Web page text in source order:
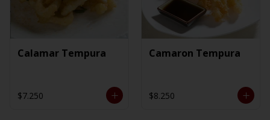
Calamar Tempura
$7.250
Camaron Tempura
$8.250